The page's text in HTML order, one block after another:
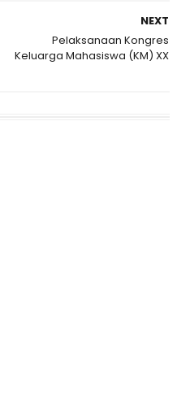
NEXT
Pelaksanaan Kongres
Keluarga Mahasiswa (KM) XX